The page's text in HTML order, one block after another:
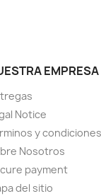
EMPRESA
Notice
y
Nosotros
payment
del sitio